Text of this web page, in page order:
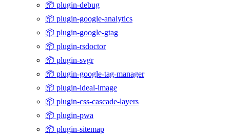
📦 plugin-debug
📦 plugin-google-analytics
📦 plugin-google-gtag
📦 plugin-rsdoctor
📦 plugin-svgr
📦 plugin-google-tag-manager
📦 plugin-ideal-image
📦 plugin-css-cascade-layers
📦 plugin-pwa
📦 plugin-sitemap